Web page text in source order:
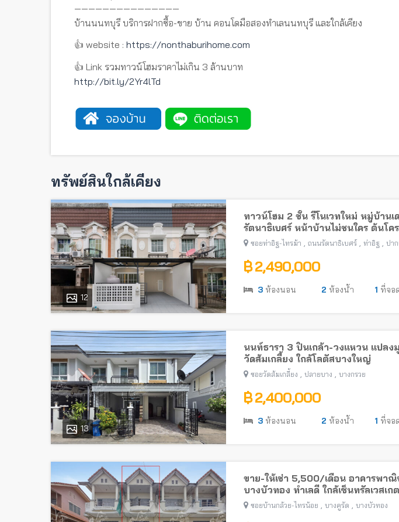
———————————————
บ้านนนทบุรี บริการฝากซื้อ-ขาย บ้าน คอนโดมือสองทำเลนนทบุรี และใกล้เคียง
👍 website : https://nonthaburihome.com
👍 Link รวมทาวน์โฮมราคาไม่เกิน 3 ล้านบาท
http://bit.ly/2Yr4lTd
ทรัพย์สินใกล้เคียง
12
ทาวน์โฮม 2 ชั้น รีโนเวทใหม่ หมู่บ้านเ
รัตนาธิเบศร์ หน้าบ้านไม่ชนใคร ต้นโค
ไทรม้า) พร้อมอยู่ ใกล้รถไฟฟ้าสายสีม่
ซอยท่าอิฐ-ไทรม้า , ถนนรัตนาธิเบศร์ , ท่าอิฐ , ปาก
฿ 2,490,000
3 ห้องนอน 2 ห้องน้ำ 1 ที่จอ
13
นนท์ธารา 3 ปิ่นเกล้า-วงแหวน แปลง
วัดส้มเกลี้ยง ใกล้โลตัสบางใหญ่
ซอยวัดส้มเกลี้ยง , ปลายบาง , บางกรวย
฿ 2,400,000
3 ห้องนอน 2 ห้องน้ำ 1 ที่จอ
ขาย-ให้เช่า 5,500/เดือน อาคารพา
บางบัวทอง ทำเลดี ใกล้เซ็นทรัลเวสเกต
ซอยบ้านกล้วย-ไทรน้อย บางคูรัด บางบัวทอง